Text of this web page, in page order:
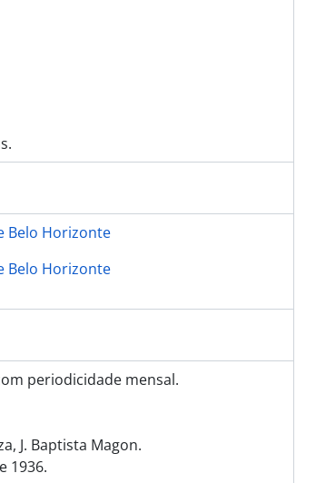
Belo Horizonte
Belo Horizonte
periodicidade mensal.
J. Baptista Magon.
1936.